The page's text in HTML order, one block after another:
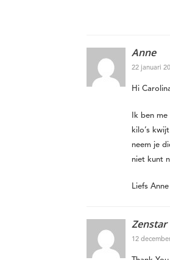
Anne
22 januari
Hi
Ik ben
kilo’s
neem je
niet kunt
Liefs Anne
Zenstar
12